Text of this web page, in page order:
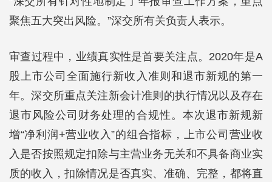
聚焦五大突出风险。”深交所有关负责人表示。
审查过程中，业绩真实性是首要关注点。2020年是A
股上市公司全面施行新收入准则和退市新规的第一
年。深交所重点关注新会计准则的执行情况以及存在
退市风险公司财务处理的合规性。本次退市新规新
增“净利润+营业收入”的组合指标，上市公司营业收
入是否按照规定扣除与主营业务无关和不具备商业实
质的收入，扣除情况是否真实、准确、完整，都将直